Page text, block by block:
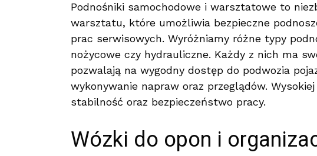
Podnośniki samochodowe i warsztatowe to
warsztatu, które umożliwia bezpieczne
prac serwisowych. Wyróżniamy różne typy
nożycowe czy hydrauliczne. Każdy z nich ma
pozwalają na wygodny dostęp do podwozia
wykonywanie napraw oraz przeglądów.
stabilność oraz bezpieczeństwo pracy.
Wózki do opon i